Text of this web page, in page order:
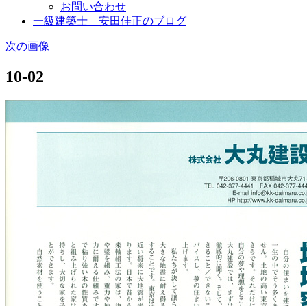
お問い合わせ
一級建築士 安田佳正のブログ
次の画像
10-02